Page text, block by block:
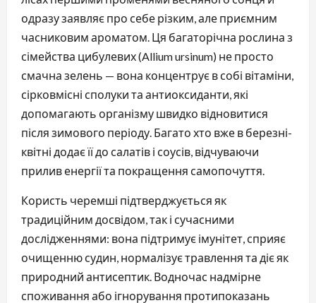
одразу заявляє про себе різким, але приємним
часниковим ароматом. Ця багаторічна рослина з
сімейства цибулевих (Allium ursinum) не просто
смачна зелень — вона концентрує в собі вітаміни,
сірковмісні сполуки та антиоксиданти, які
допомагають організму швидко відновитися
після зимового періоду. Багато хто вже в березні-
квітні додає її до салатів і соусів, відчуваючи
прилив енергії та покращення самопочуття.
Користь черемші підтверджується як
традиційним досвідом, так і сучасними
дослідженнями: вона підтримує імунітет, сприяє
очищенню судин, нормалізує травлення та діє як
природний антисептик. Водночас надмірне
споживання або ігнорування протипоказань